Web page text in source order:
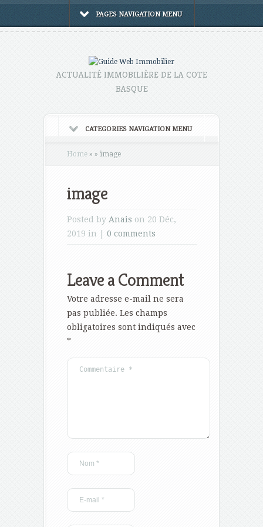
PAGES NAVIGATION MENU
ACTUALITÉ IMMOBILIÈRE DE LA COTE
BASQUE
CATEGORIES NAVIGATION MENU
Home » » image
image
Posted by Anais on 20 Déc,
2019 in | 0 comments
Leave a Comment
Votre adresse e-mail ne sera
pas publiée. Les champs
obligatoires sont indiqués avec
*